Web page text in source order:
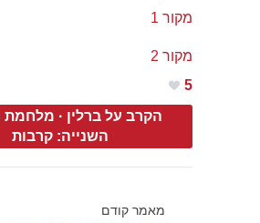
מקור 1
מקור 2
5
הקרב על ברלין · מלחמת
השנייה: קרבות
מאמר קודם